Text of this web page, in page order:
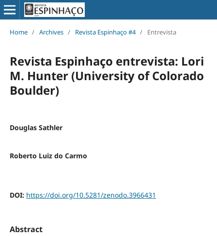
Home / Archives / Revista Espinhaço #4 / Entrevista
Revista Espinhaço entrevista: Lori
M. Hunter (University of Colorado
Boulder)
Douglas Sathler
Roberto Luiz do Carmo
DOI: https://doi.org/10.5281/zenodo.3966431
Abstract